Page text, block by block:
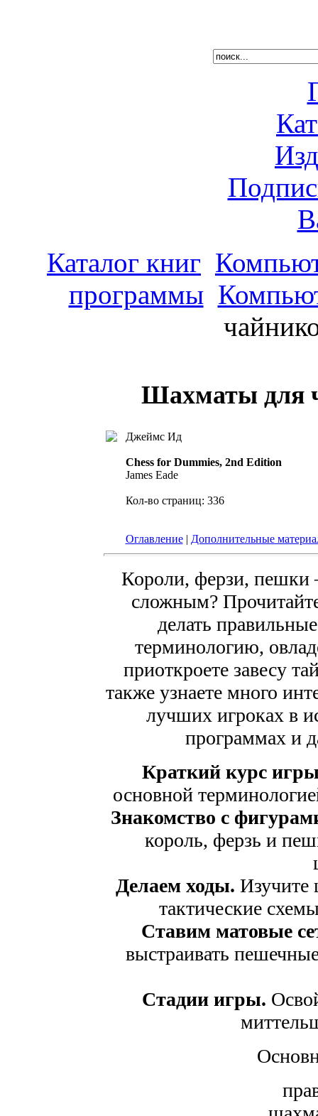
Каталог книг
программы
Шахматы для
Джеймс Ид
Chess for Dummies, 2nd Edition
James Eade
Кол-во страниц: 336
Оглавление| Дополнительные
Короли, ферзи, пешки
сложным?
делать
терминологию,
приоткроете завесу
также узнаете много
лучших игроках в
программах и
Краткий курс
основной
Знакомство с
король, ферзь и
Делаем ходы. Изучите
тактические
Ставим матовые
выстраивать
Стадии игры.